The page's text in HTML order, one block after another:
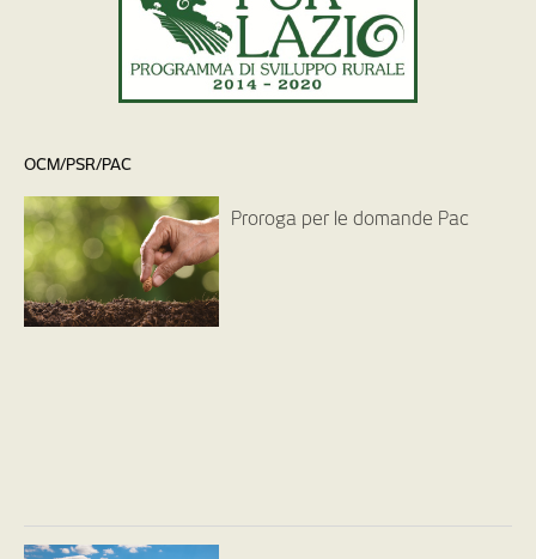
OCM/PSR/PAC
Proroga per le domande Pac